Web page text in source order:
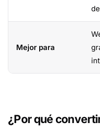
Mejor para
¿Por qué